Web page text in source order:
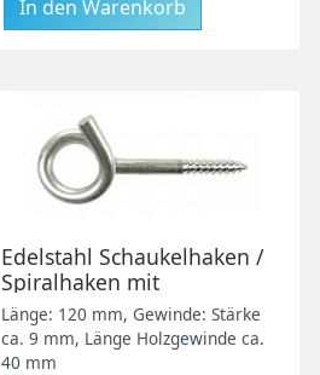
Edelstahl Schaukelhaken /
Spiralhaken mit
Holzgewinde, 120mm, V2A
Länge: 120 mm, Gewinde: Stärke
ca. 9 mm, Länge Holzgewinde ca.
40 mm